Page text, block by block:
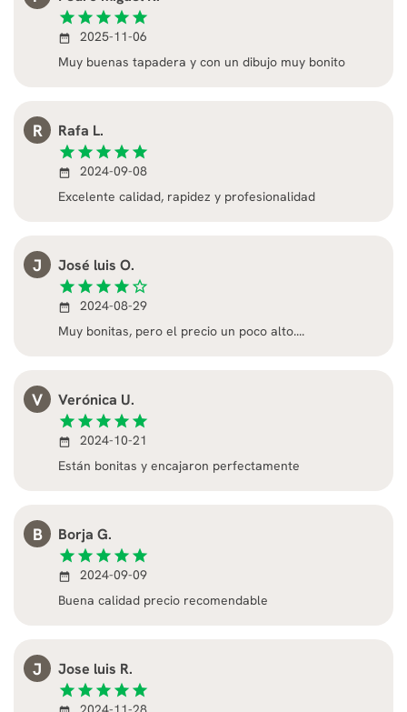
star star star star star
date_range
2025-11-06
Muy buenas tapadera y con un dibujo muy bonito
R Rafa L.
star star star star star
date_range
2024-09-08
Excelente calidad, rapidez y profesionalidad
J José luis O.
star star star star star_border
date_range
2024-08-29
Muy bonitas, pero el precio un poco alto....
V Verónica U.
star star star star star
date_range
2024-10-21
Están bonitas y encajaron perfectamente
B Borja G.
star star star star star
date_range
2024-09-09
Buena calidad precio recomendable
J Jose luis R.
star star star star star